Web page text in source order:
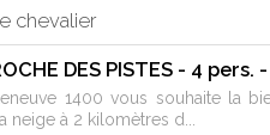
chevalier
1400 vous souhaite la
à 2 kilomètres d...